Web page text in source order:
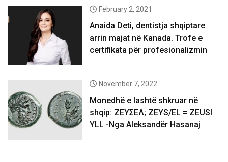
February 2, 2021
Anaida Deti, dentistja shqiptare
arrin majat në Kanada. Trofe e
certifikata për profesionalizmin
November 7, 2022
Monedhë e lashtë shkruar në
shqip: ΖΕΥΣΕΛ; ZEYS/EL = ZEUSI
YLL -Nga Aleksandër Hasanaj